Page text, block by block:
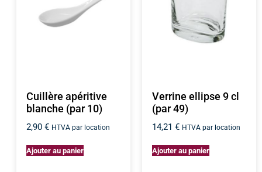
Cuillère apéritive
blanche (par 10)
2,90€ HTVA par location
Ajouter au panier
Verrine ellipse 9 cl
(par 49)
14,21€ HTVA par location
Ajouter au panier